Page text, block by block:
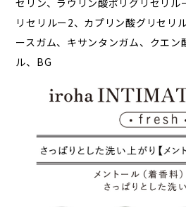
セリン、ラウリン酸ポリグリセリ
リセリルー2、カプリン酸グリセリ
ースガム、キサンタンガム、クエン
ル、BG